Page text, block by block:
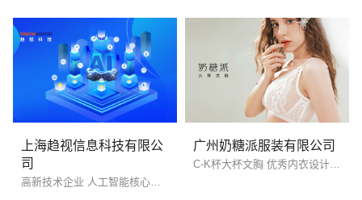
上海趋视信息科技有限公
司
高新技术企业 人工智能核心技术
广州奶糖派服装有限公司
电话 微信号